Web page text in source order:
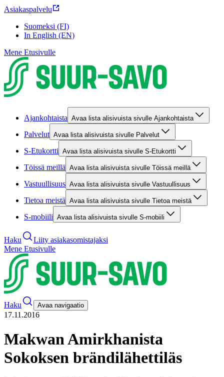
Asiakaspalvelu
Suomeksi (FI)
In English (EN)
Mene Etusivulle
Ajankohtaista Avaa lista alisivuista sivulle Ajankohtaista
Palvelut Avaa lista alisivuista sivulle Palvelut
S-Etukortti Avaa lista alisivuista sivulle S-Etukortti
Töissä meillä Avaa lista alisivuista sivulle Töissä meillä
Vastuullisuus Avaa lista alisivuista sivulle Vastuullisuus
Tietoa meistä Avaa lista alisivuista sivulle Tietoa meistä
S-mobiili Avaa lista alisivuista sivulle S-mobiili
Haku
Liity asiakasomistajaksi
Mene Etusivulle
Haku Avaa navigaatio
17.11.2016
Makwan Amirkhanista
Sokoksen brändilähettiläs